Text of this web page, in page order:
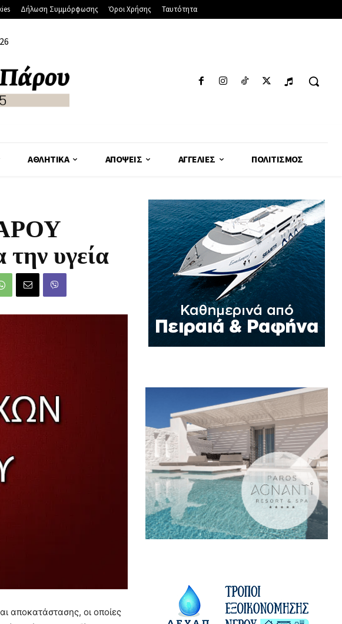
Δήλωση Συμμόρφωσης Όροι Χρήσης Ταυτότητα
ΑΘΛΗΤΙΚΆ ΑΠΌΨΕΙΣ ΑΓΓΕΛΊΕΣ ΠΟΛΙΤΙΣΜΌΣ
υγεία
αποκατάστασης, οι οποίες